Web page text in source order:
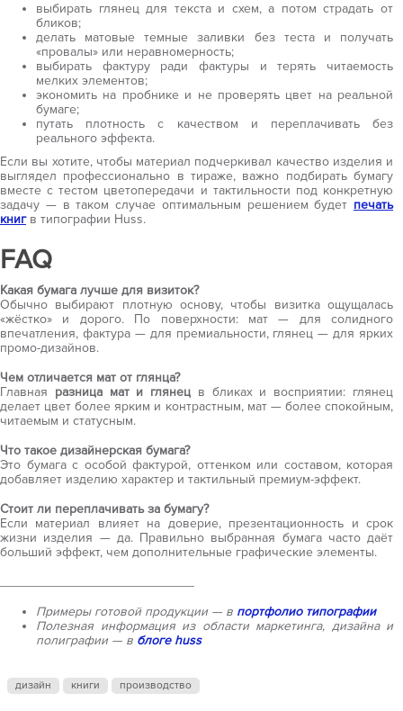
выбирать глянец для текста и схем, а потом страдать от
бликов;
делать матовые темные заливки без теста и получать
«провалы» или неравномерность;
выбирать фактуру ради фактуры и терять читаемость
мелких элементов;
экономить на пробнике и не проверять цвет на реальной
бумаге;
путать плотность с качеством и переплачивать без
реального эффекта.
Если вы хотите, чтобы материал подчеркивал качество изделия и
выглядел профессионально в тираже, важно подбирать бумагу
вместе с тестом цветопередачи и тактильности под конкретную
задачу — в таком случае оптимальным решением будет печать
книгв типографии Huss.
FAQ
Какая бумага лучше для визиток?
Обычно выбирают плотную основу, чтобы визитка ощущалась
«жёстко» и дорого. По поверхности: мат — для солидного
впечатления, фактура — для премиальности, глянец — для ярких
промо-дизайнов.
Чем отличается мат от глянца?
Главная разница мат и глянец в бликах и восприятии: глянец
делает цвет более ярким и контрастным, мат — более спокойным,
читаемым и статусным.
Что такое дизайнерская бумага?
Это бумага с особой фактурой, оттенком или составом, которая
добавляет изделию характер и тактильный премиум-эффект.
Стоит ли переплачивать за бумагу?
Если материал влияет на доверие, презентационность и срок
жизни изделия — да. Правильно выбранная бумага часто даёт
больший эффект, чем дополнительные графические элементы.
Примеры готовой продукции — в портфолио типографии
Полезная информация из области маркетинга, дизайна и
полиграфии — в блоге huss
дизайн книги производство